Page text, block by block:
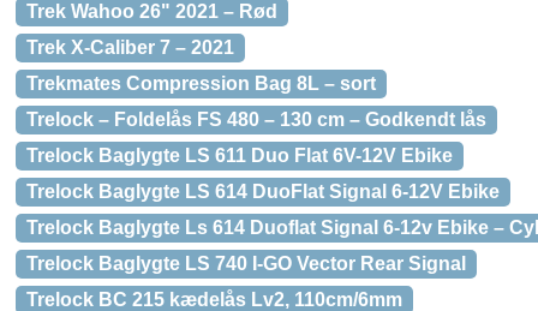
Trek Wahoo 26" 2021 – Rød
Trek X-Caliber 7 – 2021
Trekmates Compression Bag 8L – sort
Trelock – Foldelås FS 480 – 130 cm – Godkendt lås
Trelock Baglygte LS 611 Duo Flat 6V-12V Ebike
Trelock Baglygte LS 614 DuoFlat Signal 6-12V Ebike
Trelock Baglygte Ls 614 Duoflat Signal 6-12v Ebike –
Trelock Baglygte LS 740 I-GO Vector Rear Signal
Trelock BC 215 kædelås Lv2, 110cm/6mm